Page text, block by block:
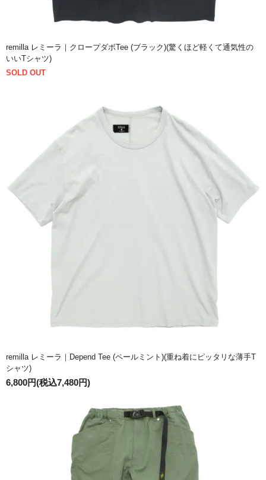
remilla レミーラ｜クロープダボTee (ブラック)(驚くほど軽くて通気性の
いいTシャツ)
SOLD OUT
remilla レミーラ｜Depend Tee (ペールミント)(重ね着にピッタリな薄手T
シャツ)
6,800円(税込7,480円)